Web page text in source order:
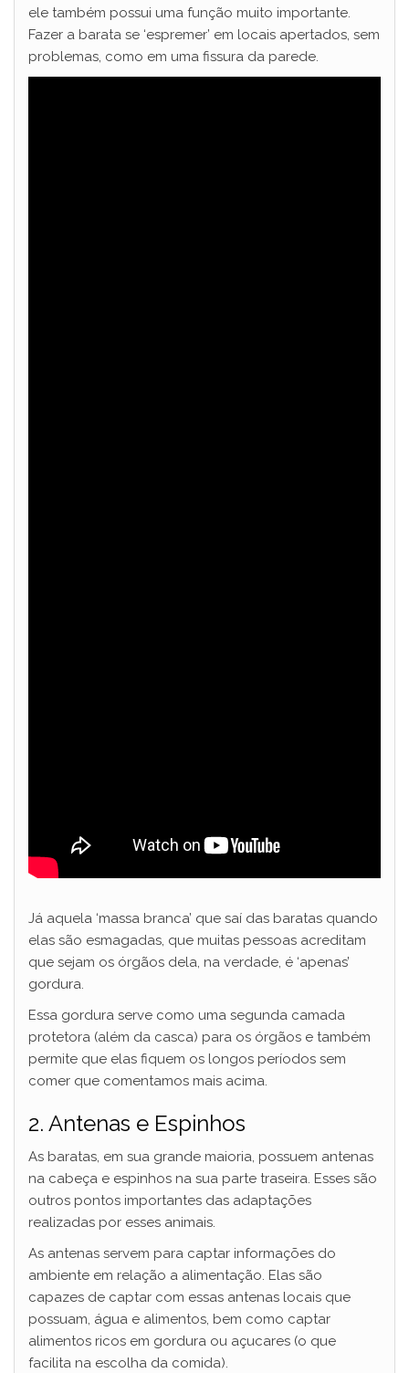
ele também possui uma função muito importante.
Fazer a barata se ‘espremer’ em locais apertados, sem
problemas, como em uma fissura da parede.
Já aquela ‘massa branca’ que saí das baratas quando
elas são esmagadas, que muitas pessoas acreditam
que sejam os órgãos dela, na verdade, é ‘apenas’
gordura.
Essa gordura serve como uma segunda camada
protetora (além da casca) para os órgãos e também
permite que elas fiquem os longos períodos sem
comer que comentamos mais acima.
2. Antenas e Espinhos
As baratas, em sua grande maioria, possuem antenas
na cabeça e espinhos na sua parte traseira. Esses são
outros pontos importantes das adaptações
realizadas por esses animais.
As antenas servem para captar informações do
ambiente em relação a alimentação. Elas são
capazes de captar com essas antenas locais que
possuam, água e alimentos, bem como captar
alimentos ricos em gordura ou açucares (o que
facilita na escolha da comida).